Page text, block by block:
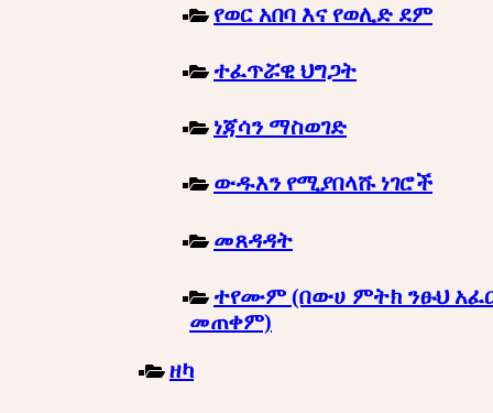
የወር አበባ እና የወሊድ ደም
ተፈጥሯዊ ህግጋት
ነጃሳን ማስወገድ
ውዱእን የሚያበላሹ ነገሮች
መጸዳዳት
ተየሙም (በውሀ ምትክ ንፁህ
መጠቀም)
ዘካ